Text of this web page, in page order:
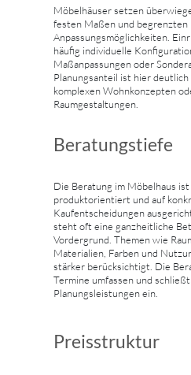
Möbelhäuser setzen
festen Maßen und begrenzten
Anpassungsmöglichkeiten.
häufig individuelle
Maßanpassungen oder
Planungsanteil ist hier
komplexen Wohnkonzepten
Raumgestaltungen.
Beratungstiefe
Die Beratung im Möbelhaus
produktorientiert und auf
Kaufentscheidungen
steht oft eine ganzheitliche
Vordergrund. Themen wie
Materialien, Farben und
stärker berücksichtigt. Die
Termine umfassen und
Planungsleistungen ein.
Preisstruktur